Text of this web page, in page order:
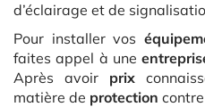
d’éclairage et de
Pour installer vos
faites appel à une
Après avoir prix
matière de protection